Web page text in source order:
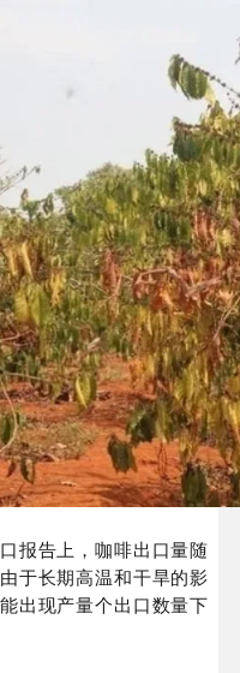
报告上，咖啡出口量随
于长期高温和干旱的影
出现产量个出口数量下